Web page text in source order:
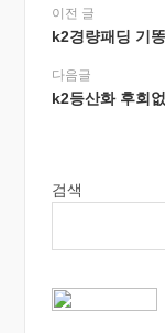
이전 글
k2경량패딩 기
다음글
k2등산화 후회
검색